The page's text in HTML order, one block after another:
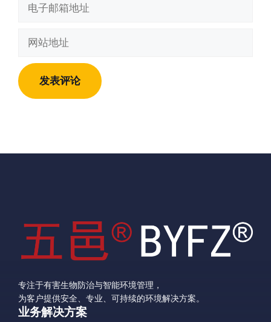
址
地
址
专注于有害生物防治与智能环境管理，
为客户提供安全、专业、可持续的环境解决方案。
业务解决方案